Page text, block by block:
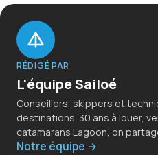
RÉDIGÉ PAR
L'équipe Sailoé
Conseillers, skippers et
destinations. 30 ans à louer,
catamarans Lagoon, on
Notre équipe →